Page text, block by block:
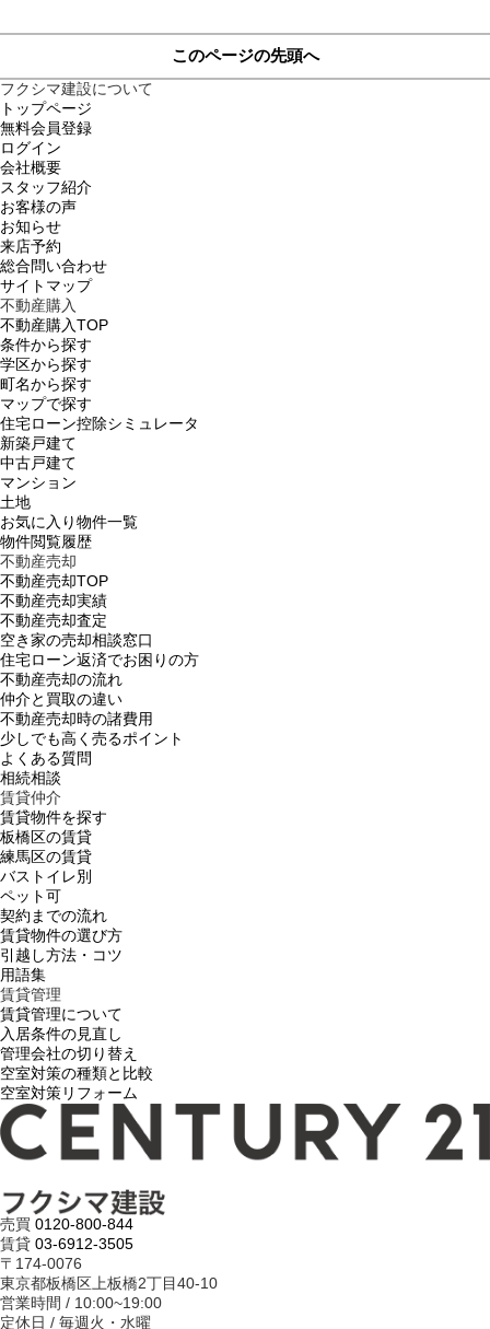
このページの先頭へ
フクシマ建設について
トップページ
無料会員登録
ログイン
会社概要
スタッフ紹介
お客様の声
お知らせ
来店予約
総合問い合わせ
サイトマップ
不動産購入
不動産購入TOP
条件から探す
学区から探す
町名から探す
マップで探す
住宅ローン控除シミュレータ
新築戸建て
中古戸建て
マンション
土地
お気に入り物件一覧
物件閲覧履歴
不動産売却
不動産売却TOP
不動産売却実績
不動産売却査定
空き家の売却相談窓口
住宅ローン返済でお困りの方
不動産売却の流れ
仲介と買取の違い
不動産売却時の諸費用
少しでも高く売るポイント
よくある質問
相続相談
賃貸仲介
賃貸物件を探す
板橋区の賃貸
練馬区の賃貸
バストイレ別
ペット可
契約までの流れ
賃貸物件の選び方
引越し方法・コツ
用語集
賃貸管理
賃貸管理について
入居条件の見直し
管理会社の切り替え
空室対策の種類と比較
空室対策リフォーム
売買 0120-800-844
賃貸 03-6912-3505
〒174-0076
東京都板橋区上板橋2丁目40-10
営業時間 / 10:00~19:00
定休日 / 毎週火・水曜